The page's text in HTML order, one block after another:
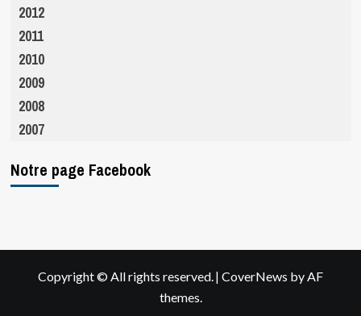
2012
2011
2010
2009
2008
2007
Notre page Facebook
Copyright © All rights reserved.| CoverNews by AF
themes.